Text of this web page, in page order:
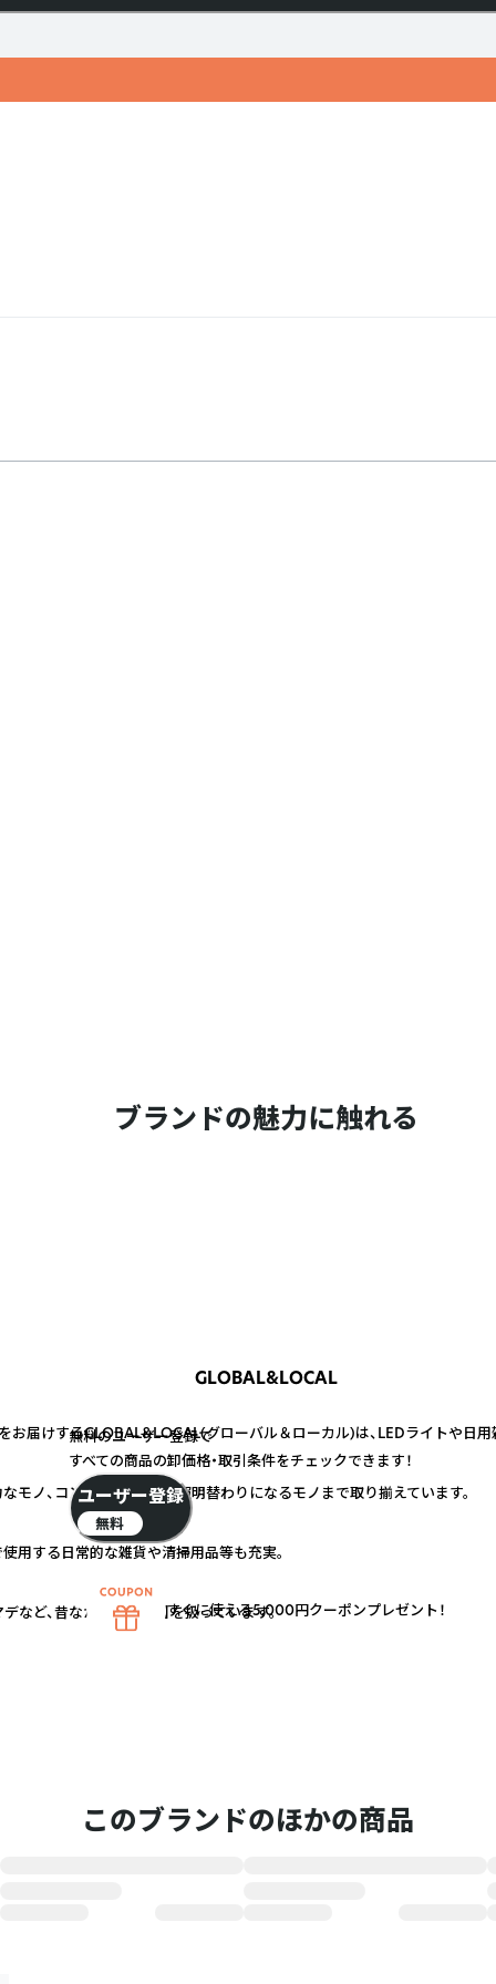
ブランドの魅力に触れる
GLOBAL&LOCAL
お届けするGLOBAL&LOCAL(グローバル＆ローカル)は、LEDライトや日用
ノ、コンパクトなモノ、照明替わりになるモノまで取り揃えています。
用する日常的な雑貨や清掃用品等も充実。
など、昔ながらの【荒物】を扱っています。
このブランドのほかの商品
無料のユーザー登録で
すべての商品の卸価格・取引条件をチェックできます！
ユーザー登録
無料
すぐに使える5,000円クーポンプレゼント！